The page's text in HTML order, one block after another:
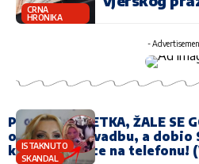
CRNA
HRONIKA
-
ISTAKNUTO
SKANDAL
PJEVAJ ISPOČETKA, ŽALE
orkestar za svadbu, a dobio
koji igra igrice na telefonu!